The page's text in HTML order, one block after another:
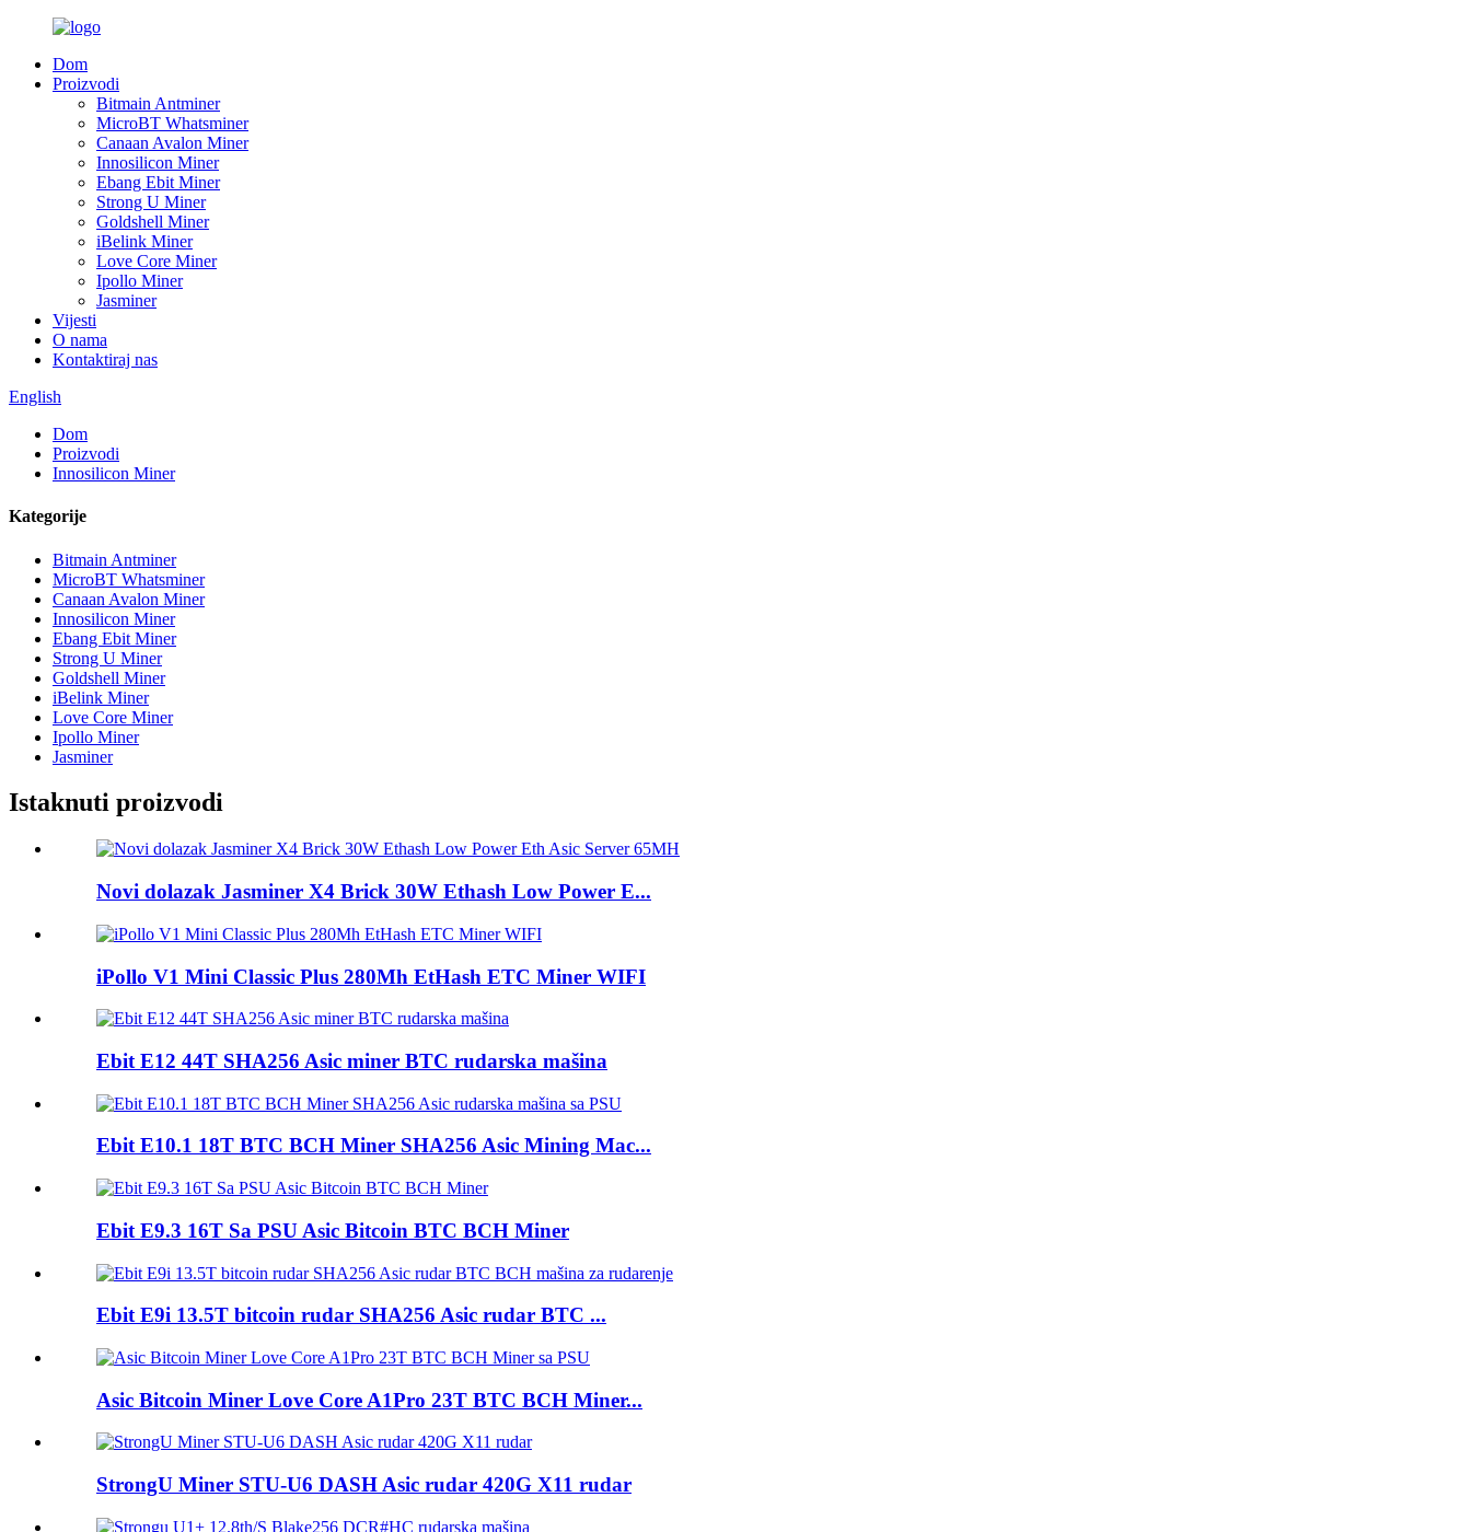
Dom
Proizvodi
Bitmain Antminer
MicroBT Whatsminer
Canaan Avalon Miner
Innosilicon Miner
Ebang Ebit Miner
Strong U Miner
Goldshell Miner
iBelink Miner
Love Core Miner
Ipollo Miner
Jasminer
Vijesti
O nama
Kontaktiraj nas
English
Dom
Proizvodi
Innosilicon Miner
Kategorije
Bitmain Antminer
MicroBT Whatsminer
Canaan Avalon Miner
Innosilicon Miner
Ebang Ebit Miner
Strong U Miner
Goldshell Miner
iBelink Miner
Love Core Miner
Ipollo Miner
Jasminer
Istaknuti proizvodi
Novi dolazak Jasminer X4 Brick 30W Ethash Low Power E...
iPollo V1 Mini Classic Plus 280Mh EtHash ETC Miner WIFI
Ebit E12 44T SHA256 Asic miner BTC rudarska mašina
Ebit E10.1 18T BTC BCH Miner SHA256 Asic Mining Mac...
Ebit E9.3 16T Sa PSU Asic Bitcoin BTC BCH Miner
Ebit E9i 13.5T bitcoin rudar SHA256 Asic rudar BTC ...
Asic Bitcoin Miner Love Core A1Pro 23T BTC BCH Miner...
StrongU Miner STU-U6 DASH Asic rudar 420G X11 rudar